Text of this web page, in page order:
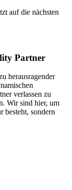
auf die nächsten
Partner
herausragender
verlassen zu
Wir sind hier, um
besteht, sondern